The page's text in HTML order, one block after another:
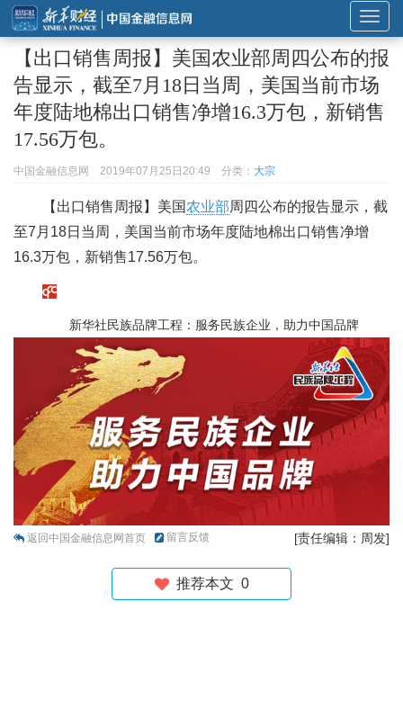
展
开
或
折
叠
【出口销售周报】美国农业部周四公布的报
告显示，截至7月18日当周，美国当前市场
年度陆地棉出口销售净增16.3万包，新销售
17.56万包。
中国金融信息网 2019年07月25日20:49 分类： 大宗
【出口销售周报】美国农业部周四公布的报告显示，截
至7月18日当周，美国当前市场年度陆地棉出口销售净增
16.3万包，新销售17.56万包。
新华社民族品牌工程：服务民族企业，助力中国品牌
返回中国金融信息网首页 留言反馈 [责任编辑：周发]
推荐本文 0